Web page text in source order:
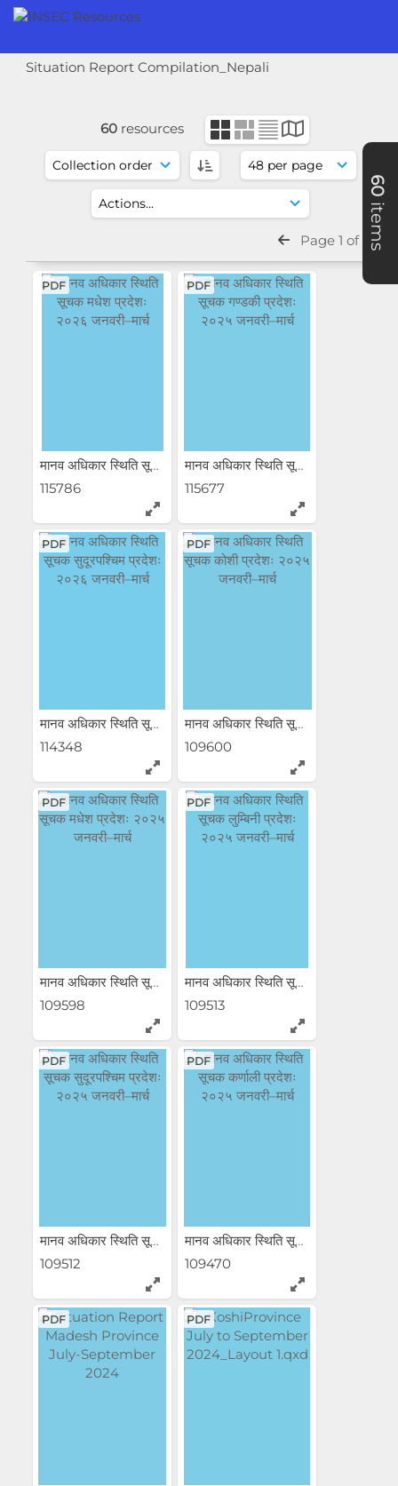
Situation Report Compilation_Nepali
60 resources
Page 1 of 2
PDF
मानव अधिकार स्थिति सूचक...
115786
PDF
मानव अधिकार स्थिति सूचक...
115677
PDF
मानव अधिकार स्थिति सूचक...
114348
PDF
मानव अधिकार स्थिति सूचक...
109600
PDF
मानव अधिकार स्थिति सूचक...
109598
PDF
मानव अधिकार स्थिति सूचक...
109513
PDF
मानव अधिकार स्थिति सूचक...
109512
PDF
मानव अधिकार स्थिति सूचक...
109470
PDF PDF
60
items